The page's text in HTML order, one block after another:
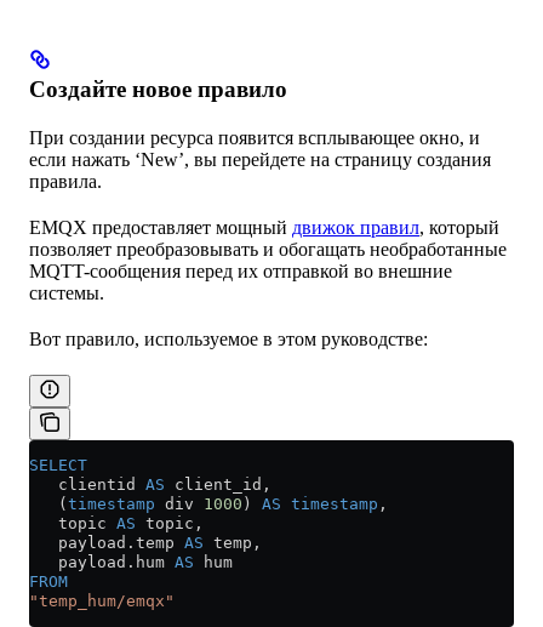
Создайте новое правило
При создании ресурса появится всплывающее окно, и
если нажать ‘New’, вы перейдете на страницу создания
правила.
EMQX предоставляет мощный движок правил, который
позволяет преобразовывать и обогащать необработанные
MQTT-сообщения перед их отправкой во внешние
системы.
Вот правило, используемое в этом руководстве:
SELECT
   clientid
AS client_id,
   (
timestamp div 1000 ) AS timestamp ,
   topic
AS topic,
   payload
. temp AS temp,
   payload
. hum AS hum
FROM
"temp_hum/emqx"